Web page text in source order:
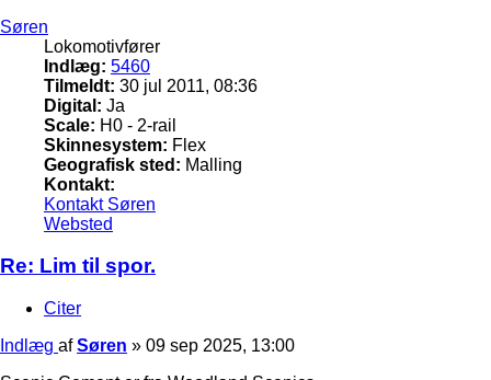
Søren
Lokomotivfører
Indlæg: 5460
Tilmeldt: 30 jul 2011, 08:36
Digital: Ja
Scale: H0 - 2-rail
Skinnesystem: Flex
Geografisk sted: Malling
Kontakt:
Kontakt Søren
Websted
Re: Lim til spor.
Citer
Indlæg afSøren » 09 sep 2025, 13:00